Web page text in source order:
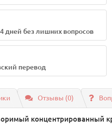
дней без лишних вопросов
перевод
Отзывы (0)
концентрированный